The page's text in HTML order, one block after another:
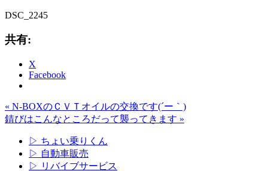
DSC_2245
共有:
X
Facebook
« N-BOXのＣＶＴオイルの交換です(´ー｀)
錆びはこんなところだって襲ってきます »
▷ ちょい乗りくん
▷ 自動車販売
▷ リバイブサービス